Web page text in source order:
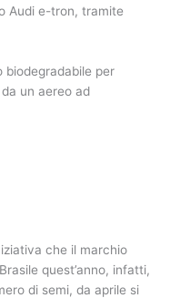
Audi e-tron, tramite
biodegradabile per
un aereo ad
che il marchio
quest’anno, infatti,
di semi, da aprile si